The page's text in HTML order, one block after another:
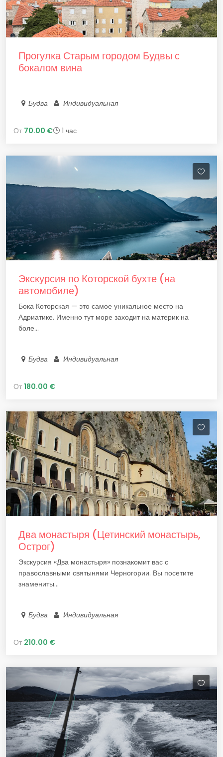
Прогулка Старым городом Будвы с
бокалом вина
Будва Индивидуальная
От 70.00 € 1 час
Экскурсия по Которской бухте (на
автомобиле)
Бока Которская — это самое уникальное место на
Адриатике. Именно тут море заходит на материк на
боле...
Будва Индивидуальная
От 180.00 €
Два монастыря (Цетинский монастырь,
Острог)
Экскурсия «Два монастыря» познакомит вас с
православными святынями Черногории. Вы посетите
знамениты...
Будва Индивидуальная
От 210.00 €